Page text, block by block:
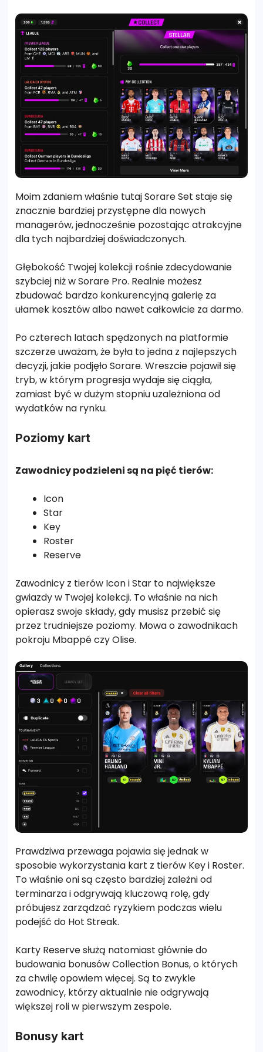
Moim zdaniem właśnie tutaj Sorare Set staje się
znacznie bardziej przystępne dla nowych
managerów, jednocześnie pozostając atrakcyjne
dla tych najbardziej doświadczonych.
Głębokość Twojej kolekcji rośnie zdecydowanie
szybciej niż w Sorare Pro. Realnie możesz
zbudować bardzo konkurencyjną galerię za
ułamek kosztów albo nawet całkowicie za darmo.
Po czterech latach spędzonych na platformie
szczerze uważam, że była to jedna z najlepszych
decyzji, jakie podjęło Sorare. Wreszcie pojawił się
tryb, w którym progresja wydaje się ciągła,
zamiast być w dużym stopniu uzależniona od
wydatków na rynku.
Poziomy kart
Zawodnicy podzieleni są na pięć tierów:
Icon
Star
Key
Roster
Reserve
Zawodnicy z tierów Icon i Star to największe
gwiazdy w Twojej kolekcji. To właśnie na nich
opierasz swoje składy, gdy musisz przebić się
przez trudniejsze poziomy. Mowa o zawodnikach
pokroju Mbappé czy Olise.
Prawdziwa przewaga pojawia się jednak w
sposobie wykorzystania kart z tierów Key i Roster.
To właśnie oni są często bardziej zależni od
terminarza i odgrywają kluczową rolę, gdy
próbujesz zarządzać ryzykiem podczas wielu
podejść do Hot Streak.
Karty Reserve służą natomiast głównie do
budowania bonusów Collection Bonus, o których
za chwilę opowiem więcej. Są to zwykle
zawodnicy, którzy aktualnie nie odgrywają
większej roli w pierwszym zespole.
Bonusy kart